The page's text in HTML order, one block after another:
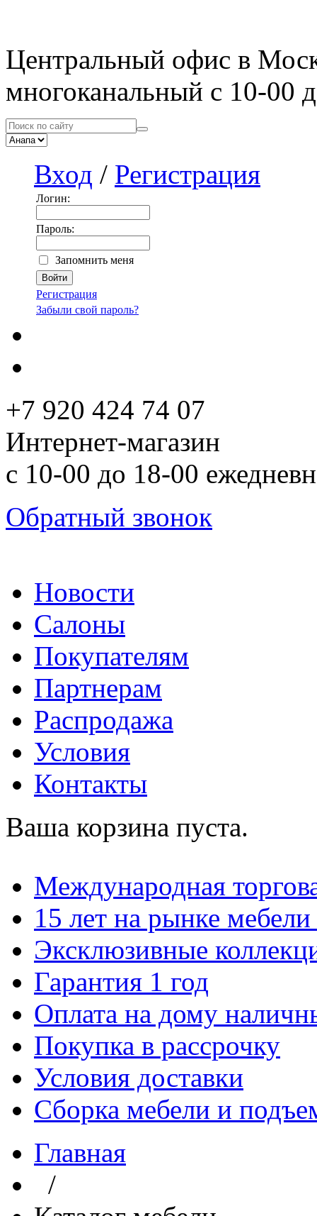
Центральный офис в
многоканальный с 10-00
Вход / Регистрация
Логин:
Пароль:
Запомнить меня
Регистрация
Забыли свой пароль?
+7 920 424 74 07
Интернет-магазин
с 10-00 до 18-00
Обратный звонок
Новости
Салоны
Покупателям
Партнерам
Распродажа
Условия
Контакты
Ваша корзина пуста.
Международная
15 лет на рынке
Эксклюзивные
Гарантия 1 год
Оплата на дому
Покупка в рассрочку
Условия доставки
Сборка мебели и
Главная
/